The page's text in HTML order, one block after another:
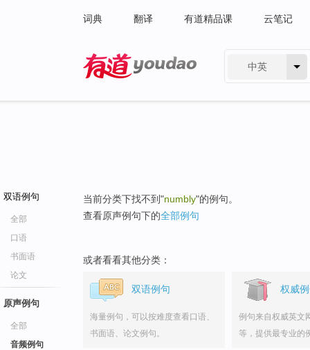
词典 翻译 有道精品课 云笔记
中英
双语例句
全部
口语
书面语
论文
原声例句
全部
音频例句
当前分类下找不到"numbly"的例句。
查看原声例句下的全部例句
或者看看其他分类：
双语例句
海量例句，可以按难度查看口语、
书面语、论文例句。
权威
例句来自权威英文
等，提供最专业的